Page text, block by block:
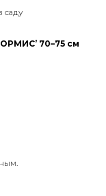
саду
70–75 см